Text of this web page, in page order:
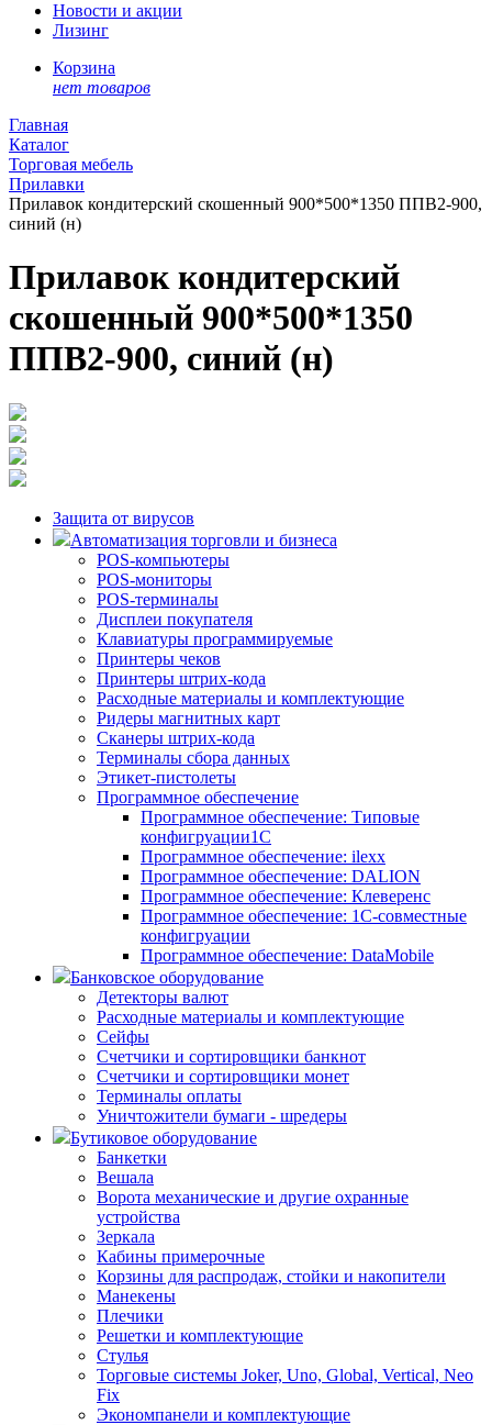
Новости и акции
Лизинг
Корзина
нет товаров
Главная
Каталог
Торговая мебель
Прилавки
Прилавок кондитерский скошенный 900*500*1350 ППВ2-900,
синий (н)
Прилавок кондитерский
скошенный 900*500*1350
ППВ2-900, синий (н)
Защита от вирусов
Автоматизация торговли и бизнеса
POS-компьютеры
POS-мониторы
POS-терминалы
Дисплеи покупателя
Клавиатуры программируемые
Принтеры чеков
Принтеры штрих-кода
Расходные материалы и комплектующие
Ридеры магнитных карт
Сканеры штрих-кода
Терминалы сбора данных
Этикет-пистолеты
Программное обеспечение
Программное обеспечение: Типовые
конфигруации1С
Программное обеспечение: ilexx
Программное обеспечение: DALION
Программное обеспечение: Клеверенс
Программное обеспечение: 1С-совместные
конфигруации
Программное обеспечение: DataMobile
Банковское оборудование
Детекторы валют
Расходные материалы и комплектующие
Сейфы
Счетчики и сортировщики банкнот
Счетчики и сортировщики монет
Терминалы оплаты
Уничтожители бумаги - шредеры
Бутиковое оборудование
Банкетки
Вешала
Ворота механические и другие охранные
устройства
Зеркала
Кабины примерочные
Корзины для распродаж, стойки и накопители
Манекены
Плечики
Решетки и комплектующие
Стулья
Торговые системы Joker, Uno, Global, Vertical, Neo
Fix
Экономпанели и комплектующие